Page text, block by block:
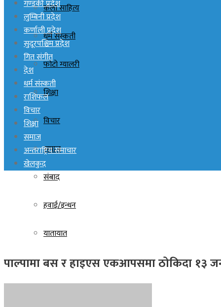
कला साहित्य
धर्म संस्कती
फोटो ग्यालरी
शिक्षा
विचार
समाज
संबाद
हवाई/इन्धन
यातायात
गण्डकी प्रदेश
लुम्बिनी प्रदेश
कर्णाली प्रदेश
सुदूरपश्चिम प्रदेश
गित संगीत
देश
धर्म संस्कती
राशिफल
विचार
शिक्षा
समाज
अन्तराष्ट्रिय समाचार
खेलकुद
पाल्पामा बस र हाइएस एकआपसमा ठोकिदा १३